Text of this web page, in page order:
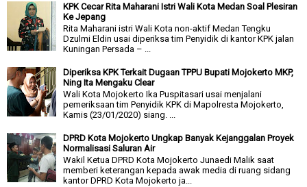
KPK Cecar Rita Maharani Istri Wali Kota Medan Soal Plesiran
Ke Jepang
Rita Maharani istri Wali Kota non-aktif Medan Tengku
Dzulmi Eldin usai diperiksa tim Penyidik di kantor KPK jalan
Kuningan Persada – ...
Diperiksa KPK Terkait Dugaan TPPU Bupati Mojokerto MKP,
Ning Ita Mengaku Clear
Wali Kota Mojokerto Ika Puspitasari usai menjalani
pemeriksaan tim Penyidik KPK di Mapolresta Mojokerto,
Kamis (23/01/2020) siang. ...
DPRD Kota Mojokerto Ungkap Banyak Kejanggalan Proyek
Normalisasi Saluran Air
Wakil Ketua DPRD Kota Mojokerto Junaedi Malik saat
memberi keterangan kepada awak media di ruang sidang
kantor DPRD Kota Mojokerto ja...